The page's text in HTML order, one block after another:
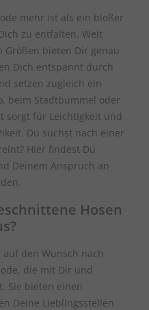
mehr ist als ein bloßer
zu entfalten. Weit
Größen bieten Dir genau
Dich entspannt durch
setzen zugleich ein
beim Stadtbummel oder
sorgt für Leichtigkeit und
Du suchst nach einer
Hier findest Du
Deinem Anspruch an
Hosen
den Wunsch nach
die mit Dir und
Sie bieten einen
Deine Lieblingsstellen